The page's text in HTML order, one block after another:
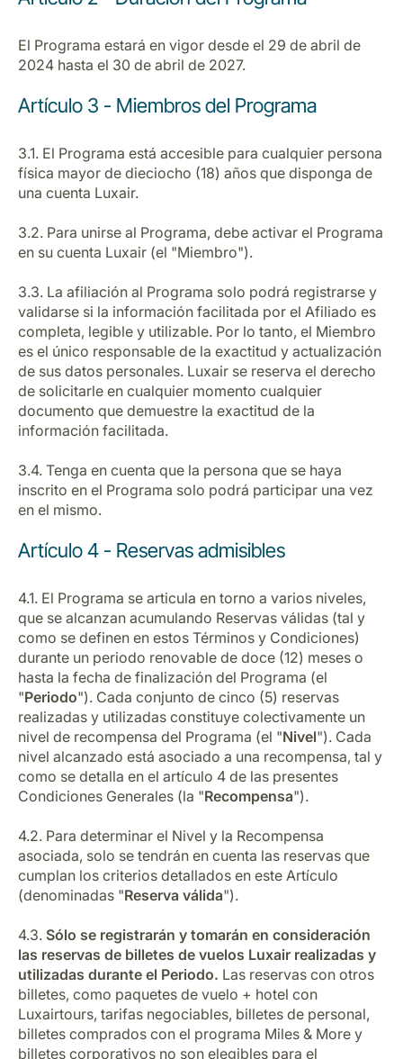
El Programa estará en vigor desde el 29 de abril de
2024 hasta el 30 de abril de 2027.
Artículo 3 - Miembros del Programa
3.1. El Programa está accesible para cualquier persona
física mayor de dieciocho (18) años que disponga de
una cuenta Luxair.
3.2. Para unirse al Programa, debe activar el Programa
en su cuenta Luxair (el "Miembro").
3.3. La afiliación al Programa solo podrá registrarse y
validarse si la información facilitada por el Afiliado es
completa, legible y utilizable. Por lo tanto, el Miembro
es el único responsable de la exactitud y actualización
de sus datos personales. Luxair se reserva el derecho
de solicitarle en cualquier momento cualquier
documento que demuestre la exactitud de la
información facilitada.
3.4. Tenga en cuenta que la persona que se haya
inscrito en el Programa solo podrá participar una vez
en el mismo.
Artículo 4 - Reservas admisibles
4.1. El Programa se articula en torno a varios niveles,
que se alcanzan acumulando Reservas válidas (tal y
como se definen en estos Términos y Condiciones)
durante un periodo renovable de doce (12) meses o
hasta la fecha de finalización del Programa (el
"Periodo"). Cada conjunto de cinco (5) reservas
realizadas y utilizadas constituye colectivamente un
nivel de recompensa del Programa (el "Nivel"). Cada
nivel alcanzado está asociado a una recompensa, tal y
como se detalla en el artículo 4 de las presentes
Condiciones Generales (la "Recompensa").
4.2. Para determinar el Nivel y la Recompensa
asociada, solo se tendrán en cuenta las reservas que
cumplan los criterios detallados en este Artículo
(denominadas "Reserva válida").
4.3. Sólo se registrarán y tomarán en consideración
las reservas de billetes de vuelos Luxair realizadas y
utilizadas durante el Periodo. Las reservas con otros
billetes, como paquetes de vuelo + hotel con
Luxairtours, tarifas negociables, billetes de personal,
billetes comprados con el programa Miles & More y
billetes corporativos no son elegibles para el